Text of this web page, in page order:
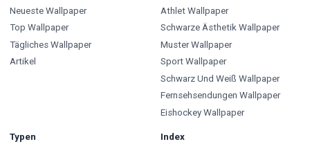
Neueste Wallpaper
Top Wallpaper
Tägliches Wallpaper
Artikel
Athlet Wallpaper
Schwarze Ästhetik Wallpaper
Muster Wallpaper
Sport Wallpaper
Schwarz Und Weiß Wallpaper
Fernsehsendungen Wallpaper
Eishockey Wallpaper
Typen
Index